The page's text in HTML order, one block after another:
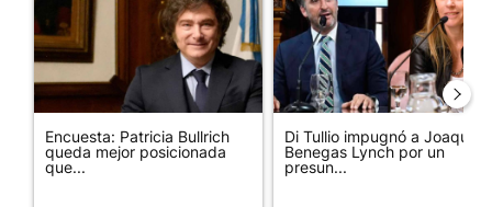
Encuesta: Patricia Bullrich
queda mejor posicionada
que...
Di Tullio impugnó a Joaquín
Benegas Lynch por un
presun...